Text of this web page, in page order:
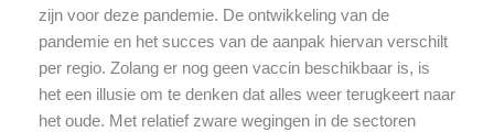
zijn voor deze pandemie. De ontwikkeling van de
pandemie en het succes van de aanpak hiervan verschilt
per regio. Zolang er nog geen vaccin beschikbaar is, is
het een illusie om te denken dat alles weer terugkeert naar
het oude. Met relatief zware wegingen in de sectoren